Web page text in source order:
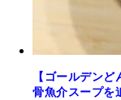
【ゴールデン
骨魚介スープを